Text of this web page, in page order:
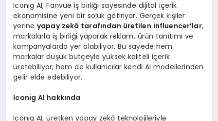
Iconig AI, Fanvue iş birliği sayesinde dijital içerik
ekonomisine yeni bir soluk getiriyor. Gerçek kişiler
yerineyapay zekâ tarafından üretilen influencer’lar,
markalarla iş birliği yaparak reklam, ürün tanıtımı ve
kampanyalarda yer alabiliyor. Bu sayede hem
markalar düşük bütçeyle yüksek kaliteli içerik
üretebiliyor, hem de kullanıcılar kendi AI modellerinden
gelir elde edebiliyor.
Iconig AI hakkında
Iconig AI, üretken yapay zekâ teknolojileriyle